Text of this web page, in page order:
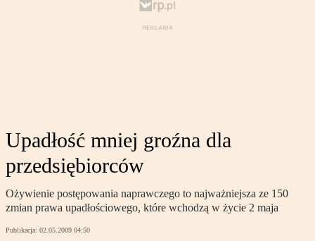
Upadłość mniej groźna dla
przedsiębiorców
Ożywienie postępowania naprawczego to najważniejsza ze 150
zmian prawa upadłościowego, które wchodzą w życie 2 maja
Publikacja: 02.05.2009 04:50